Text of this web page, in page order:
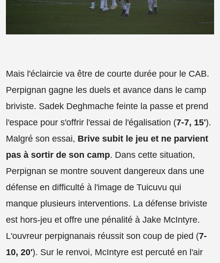
Mais l'éclaircie va être de courte durée pour le CAB.
Perpignan gagne les duels et avance dans le camp
briviste. Sadek Deghmache feinte la passe et prend
l'espace pour s'offrir l'essai de l'égalisation (7-7, 15').
Malgré son essai, Brive subit le jeu et ne parvient
pas à sortir de son camp. Dans cette situation,
Perpignan se montre souvent dangereux dans une
défense en difficulté à l'image de Tuicuvu qui
manque plusieurs interventions. La défense briviste
est hors-jeu et offre une pénalité à Jake McIntyre.
L'ouvreur perpignanais réussit son coup de pied (7-
10, 20'). Sur le renvoi, McIntyre est percuté en l'air